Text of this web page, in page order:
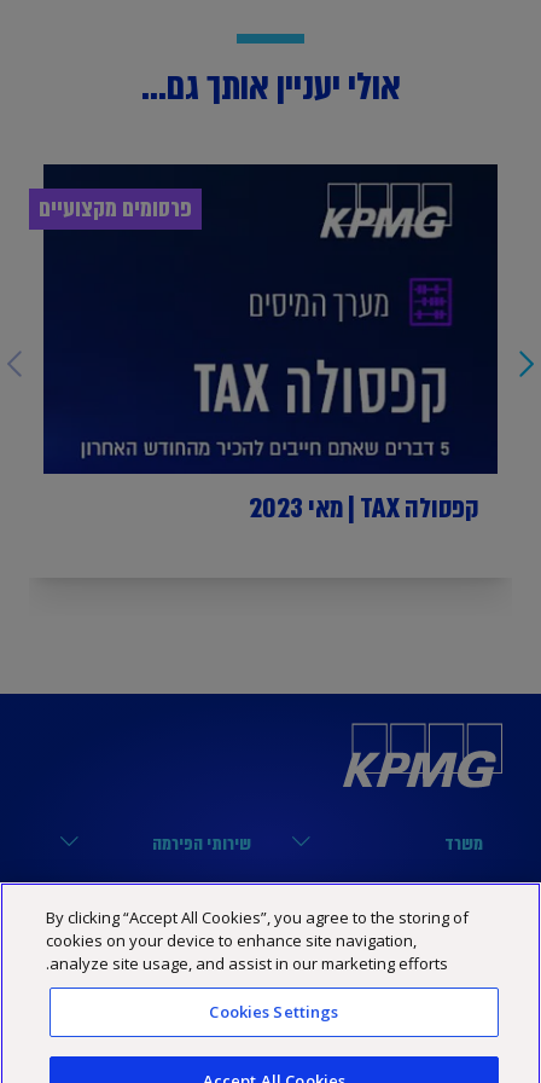
אולי יעניין אותך גם...
פרסומים מקצועיים
קפסולה TAX | מאי 2023
משרד
הארבעה 17, תל אביב
03-6848000
03-6848444
Israel@kpmg.com
שירותי הפירמה
מערך הביקורת
מערך המיסים
מערך היעוץ
נבחרת טכנולוגיה
הסיפור שלנו
KPMG SOCIAL MEDIA
Facebook
מדיניות פרטיות הצהרת נגישות תנאי האתר
By clicking “Accept All Cookies”, you agree to the storing of
cookies on your device to enhance site navigation,
analyze site usage, and assist in our marketing efforts.
Cookies Settings